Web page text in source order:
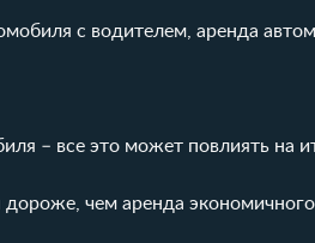
с водителем, аренда
– все это может повлиять на
чем аренда экономичного